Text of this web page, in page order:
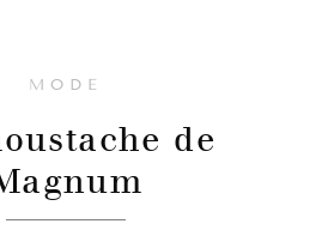
MODE
de